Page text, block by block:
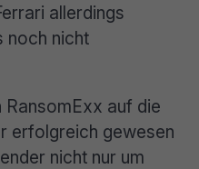
allerdings
noch nicht
auf die
erfolgreich gewesen
nicht nur um